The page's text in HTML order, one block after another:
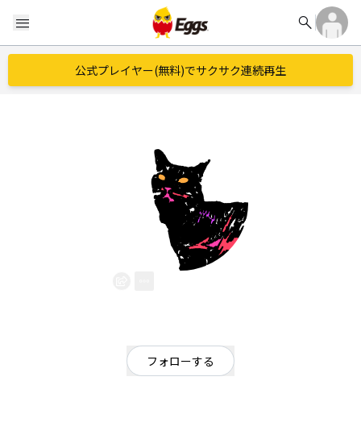
menu search
公式プレイヤー(無料)でサクサク連続再生
フォローする